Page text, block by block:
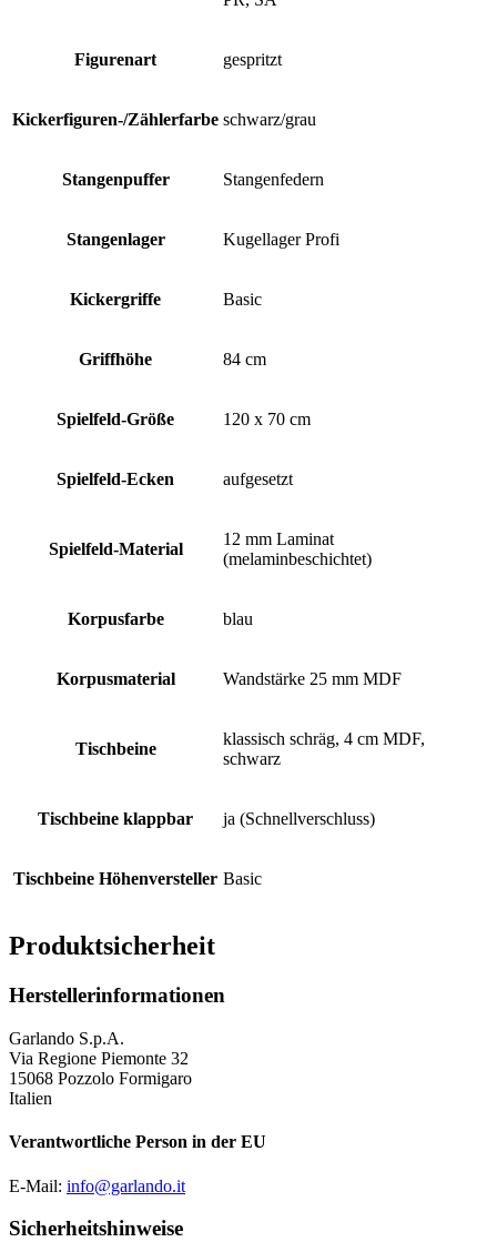
Figurenart gespritzt
Kickerfiguren-/Zählerfarbe schwarz/grau
Stangenpuffer Stangenfedern
Stangenlager Kugellager Profi
Kickergriffe Basic
Griffhöhe 84 cm
Spielfeld-Größe 120 x 70 cm
Spielfeld-Ecken aufgesetzt
Spielfeld-Material
12 mm Laminat
(melaminbeschichtet)
Korpusfarbe blau
Korpusmaterial Wandstärke 25 mm MDF
Tischbeine
klassisch schräg, 4 cm MDF,
schwarz
Tischbeine klappbar ja (Schnellverschluss)
Tischbeine Höhenversteller Basic
Produktsicherheit
Herstellerinformationen
Garlando S.p.A.
Via Regione Piemonte 32
15068 Pozzolo Formigaro
Italien
Verantwortliche Person in der EU
E-Mail: info@garlando.it
Sicherheitshinweise